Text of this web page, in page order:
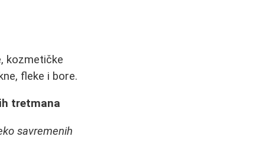
kozmetičke
fleke i bore.
tretmana
savremenih